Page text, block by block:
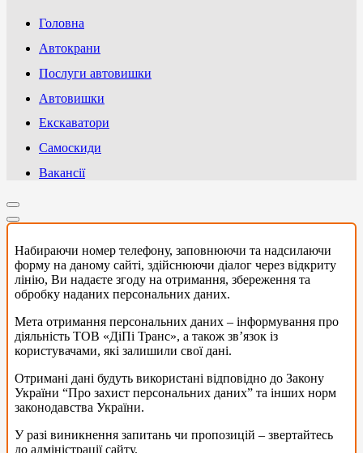
Головна
Автокрани
Послуги автовишки
Автовишки
Екскаватори
Самоскиди
Вакансії
Набираючи номер телефону, заповнюючи та надсилаючи
форму на даному сайті, здійснюючи діалог через відкриту
лінію, Ви надаєте згоду на отримання, збереження та
обробку наданих персональних даних.
Мета отримання персональних даних – інформування про
діяльність ТОВ «ДіПі Транс», а також зв’язок із
користувачами, які залишили свої дані.
Отримані дані будуть використані відповідно до Закону
України “Про захист персональних даних” та інших норм
законодавства України.
У разі виникнення запитань чи пропозицій – звертайтесь
до адміністрації сайту.